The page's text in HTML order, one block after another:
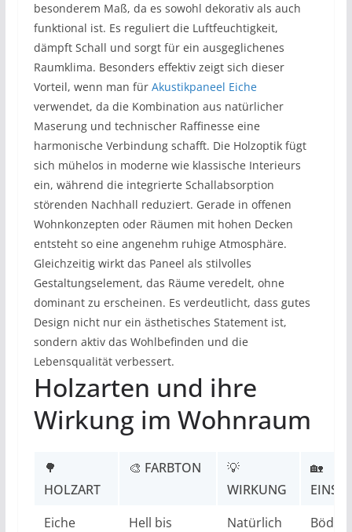
besonderem Maß, da es sowohl dekorativ als auch
funktional ist. Es reguliert die Luftfeuchtigkeit,
dämpft Schall und sorgt für ein ausgeglichenes
Raumklima. Besonders effektiv zeigt sich dieser
Vorteil, wenn man für Akustikpaneel Eiche
verwendet, da die Kombination aus natürlicher
Maserung und technischer Raffinesse eine
harmonische Verbindung schafft. Die Holzoptik fügt
sich mühelos in moderne wie klassische Interieurs
ein, während die integrierte Schallabsorption
störenden Nachhall reduziert. Gerade in offenen
Wohnkonzepten oder Räumen mit hohen Decken
entsteht so eine angenehm ruhige Atmosphäre.
Gleichzeitig wirkt das Paneel als stilvolles
Gestaltungselement, das Räume veredelt, ohne
dominant zu erscheinen. Es verdeutlicht, dass gutes
Design nicht nur ein ästhetisches Statement ist,
sondern aktiv das Wohlbefinden und die
Lebensqualität verbessert.
Holzarten und ihre
Wirkung im Wohnraum
🌳
HOLZART
🎨 FARBTON
💡
WIRKUNG
🏡
Eiche
Hell bis Natürlich